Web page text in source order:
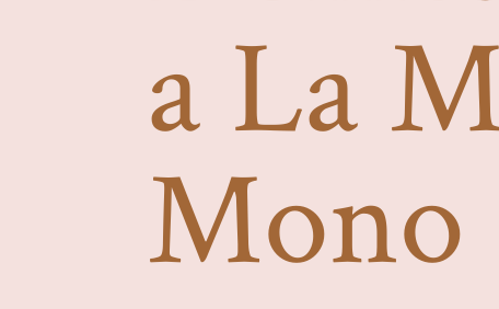
a La
Mono